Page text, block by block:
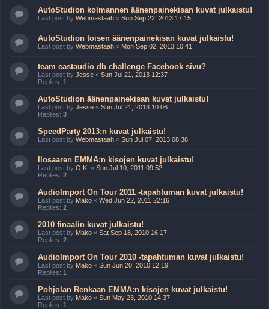
AutoStudion kolmannen äänenpainekisan kuvat julkaistu!
Last post by Webmastaah « Sun Sep 22, 2013 17:15
AutoStudion toisen äänenpainekisan kuvat julkaistu!
Last post by Webmastaah « Mon Sep 02, 2013 10:41
team eastaudio db challenge Facebook sivu?
Last post by Jesse « Sun Jul 21, 2013 12:37
Replies: 1
AutoStudion äänenpainekisan kuvat julkaistu!
Last post by Jesse « Sun Jul 21, 2013 10:06
Replies: 3
SpeedParty 2013:n kuvat julkaistu!
Last post by Webmastaah « Sun Jul 07, 2013 08:38
Ilosaaren EMMA:n kisojen kuvat julkaistu!
Last post by O.K. « Sun Jul 10, 2011 09:52
Replies: 2
AudioImport On Tour 2011 -tapahtuman kuvat julkaistu!
Last post by Mako « Wed Jun 22, 2011 22:16
Replies: 2
2010 finaalin kuvat julkaistu!
Last post by Mako « Sat Sep 18, 2010 16:17
Replies: 2
AudioImport On Tour 2010 -tapahtuman kuvat julkaistu!
Last post by Mako « Sun Jun 20, 2010 12:19
Replies: 1
Pohjolan Renkaan EMMA:n kisojen kuvat julkaistu!
Last post by Mako « Sun May 23, 2010 14:37
Replies: 1